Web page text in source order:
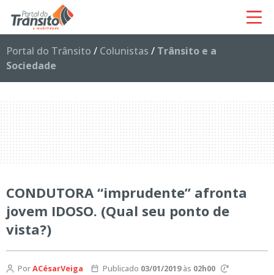
Portal do Trânsito / Colunistas / Trânsito e a
Sociedade
CONDUTORA “imprudente” afronta
jovem IDOSO. (Qual seu ponto de
vista?)
PorACésarVeiga Publicado 03/01/2019às 02h00